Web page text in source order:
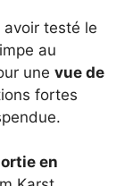
testé le
au
une vue de
fortes
en